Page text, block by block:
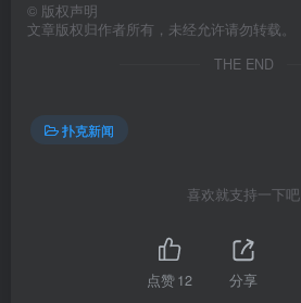
© 版权声明
文章版权归作者所有，未经允许请勿转载。
THE END
扑克新闻
喜欢就支持一下吧
点赞12 分享